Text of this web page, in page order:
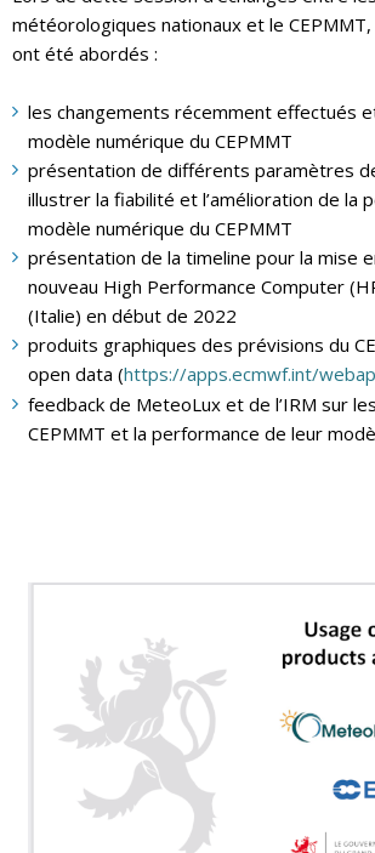
météorologiques nationaux et le
ont été abordés :
les changements récemment effectués
modèle numérique du CEPMMT
présentation de différents paramètres
illustrer la fiabilité et l’amélioration de la
modèle numérique du CEPMMT
présentation de la timeline pour la mise
nouveau High Performance Computer
(Italie) en début de 2022
produits graphiques des prévisions du
open data (https://apps.ecmwf.int/
feedback de MeteoLux et de l’IRM sur
CEPMMT et la performance de leur